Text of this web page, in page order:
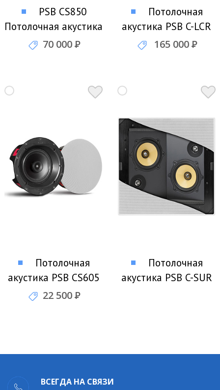
PSB CS850
Потолочная акустика
70 000Р
Потолочная
акустика PSB C-LCR
165 000Р
Потолочная
акустика PSB CS605
22 500Р
Потолочная
акустика PSB C-SUR
ВСЕГДА НА СВЯЗИ